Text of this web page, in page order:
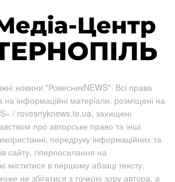
новини "РовесникNEWS". Всі права
інформаційні матеріали, розміщені на
/ rovesnyknews.te.ua, захищені
про авторське право та інші
передруку інформаційних та
сайту, гіперпосилання на
міститися в першому абзаці тексту.
не збігатися з точкою зору автора, а